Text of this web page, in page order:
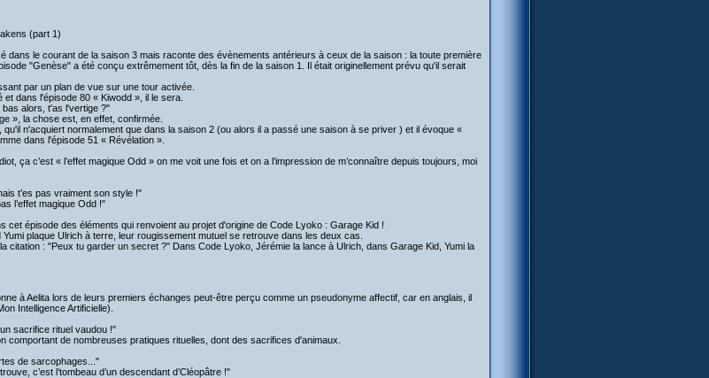
(part 1)
dans le courant de la saison 3 mais raconte des évènements antérieurs à ceux de la saison : la toute première
"Genèse" a été conçu extrêmement tôt, dès la fin de la saison 1. Il était originellement prévu qu'il serait
par un plan de vue sur une tour activée.
et dans l'épisode 80 « Kiwodd », il le sera.
alors, t'as l'vertige ?"
», la chose est, en effet, confirmée.
qu'il n'acquiert normalement que dans la saison 2 (ou alors il a passé une saison à se priver ) et il évoque «
dans l'épisode 51 « Révélation ».
ça c’est « l’effet magique Odd » on me voit une fois et on a l’impression de m’connaître depuis toujours, moi
t’es pas vraiment son style !"
l’effet magique Odd !"
cet épisode des éléments qui renvoient au projet d'origine de Code Lyoko : Garage Kid !
plaque Ulrich à terre, leur rougissement mutuel se retrouve dans les deux cas.
citation : "Peux tu garder un secret ?" Dans Code Lyoko, Jérémie la lance à Ulrich, dans Garage Kid, Yumi la
à Aelita lors de leurs premiers échanges peut-être perçu comme un pseudonyme affectif, car en anglais, il
Intelligence Artificielle).
sacrifice rituel vaudou !"
comportant de nombreuses pratiques rituelles, dont des sacrifices d'animaux.
de sarcophages..."
c’est l’tombeau d’un descendant d’Cléopâtre !"